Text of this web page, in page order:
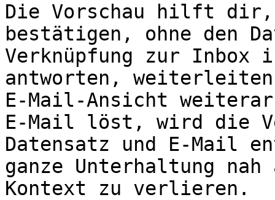
Die Vorschau hilft
bestätigen, ohne den
Verknüpfung zur Inbox
antworten,
E-Mail-Ansicht
E-Mail löst, wird die
Datensatz und E-Mail
ganze Unterhaltung nah
Kontext zu verlieren.